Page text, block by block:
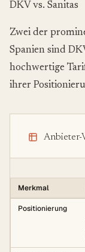
DKV vs. Sanitas
Zwei der
Spanien sind
hochwertige
ihrer
Anbieter-
Merkmal
Positionierung